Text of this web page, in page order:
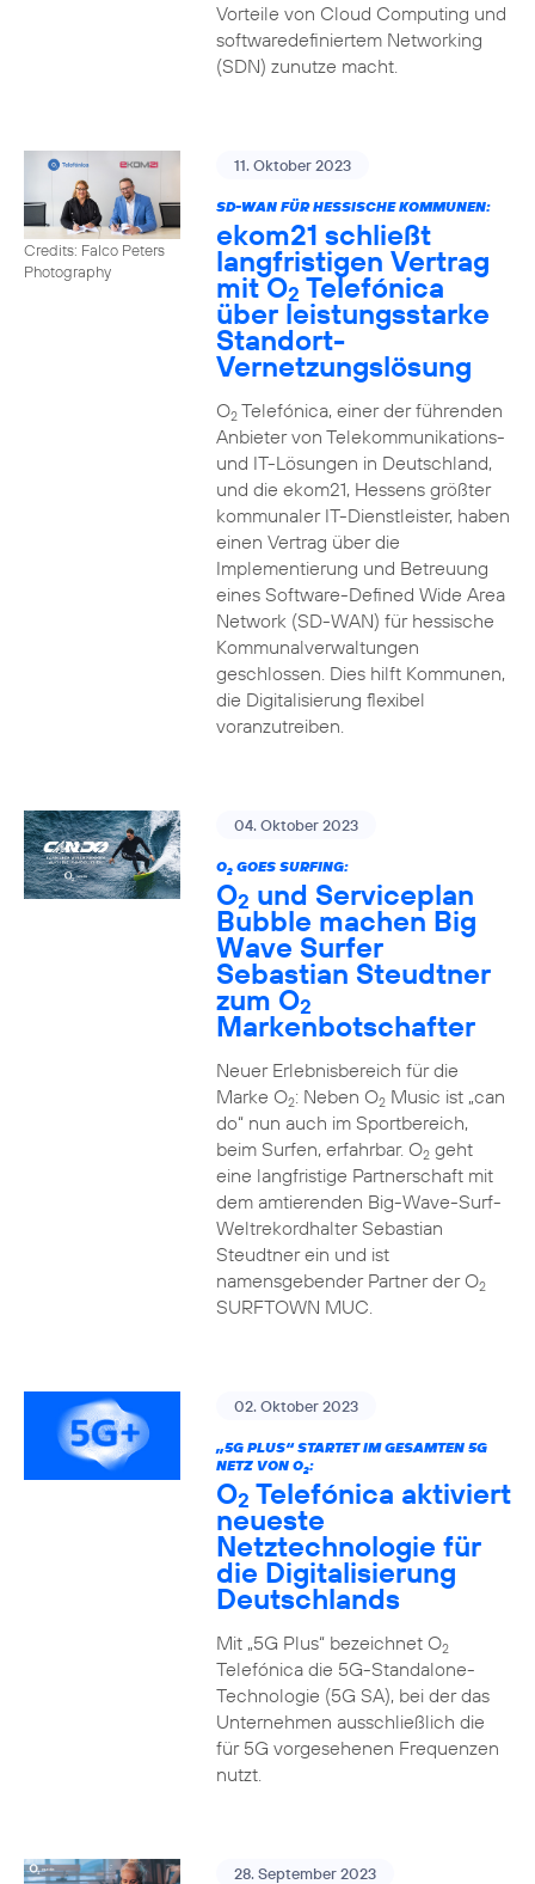
Vorteile von Cloud Computing und
softwaredefiniertem Networking
(SDN) zunutze macht.
Credits: Falco Peters
Photography
11. Oktober 2023
SD-WAN FÜR HESSISCHE KOMMUNEN:
ekom21 schließt
langfristigen Vertrag
mit O2 Telefónica
über leistungsstarke
Standort-
Vernetzungslösung
O2Telefónica, einer der führenden
Anbieter von Telekommunikations-
und IT-Lösungen in Deutschland,
und die ekom21, Hessens größter
kommunaler IT-Dienstleister, haben
einen Vertrag über die
Implementierung und Betreuung
eines Software-Defined Wide Area
Network (SD-WAN) für hessische
Kommunalverwaltungen
geschlossen. Dies hilft Kommunen,
die Digitalisierung flexibel
voranzutreiben.
04. Oktober 2023
O2GOES SURFING:
O2 und Serviceplan
Bubble machen Big
Wave Surfer
Sebastian Steudtner
zum O2
Markenbotschafter
Neuer Erlebnisbereich für die
Marke O2: Neben O2Music ist „can
do“ nun auch im Sportbereich,
beim Surfen, erfahrbar. O2geht
eine langfristige Partnerschaft mit
dem amtierenden Big-Wave-Surf-
Weltrekordhalter Sebastian
Steudtner ein und ist
namensgebender Partner der O2
SURFTOWN MUC.
02. Oktober 2023
„5G PLUS“ STARTET IM GESAMTEN 5G
NETZ VON O2:
O2 Telefónica aktiviert
neueste
Netztechnologie für
die Digitalisierung
Deutschlands
Mit „5G Plus“ bezeichnet O2
Telefónica die 5G-Standalone-
Technologie (5G SA), bei der das
Unternehmen ausschließlich die
für 5G vorgesehenen Frequenzen
nutzt.
28. September 2023